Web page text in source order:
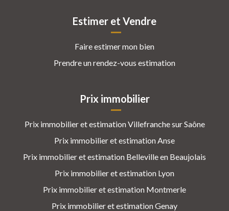
Estimer et Vendre
Faire estimer mon bien
Prendre un rendez-vous estimation
Prix immobilier
Prix immobilier et estimation Villefranche sur Saône
Prix immobilier et estimation Anse
Prix immobilier et estimation Belleville en Beaujolais
Prix immobilier et estimation Lyon
Prix immobilier et estimation Montmerle
Prix immobilier et estimation Genay